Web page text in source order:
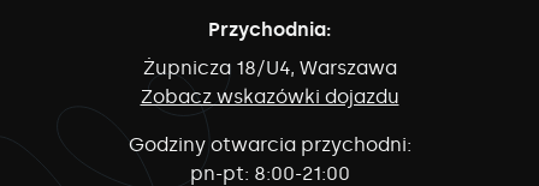
Przychodnia:
Żupnicza 18/U4, Warszawa
Zobacz wskazówki dojazdu
Godziny otwarcia przychodni:
pn-pt: 8:00-21:00